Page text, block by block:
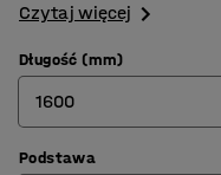
Czytaj więcej
Długość (mm)
1600
800
Podstawa